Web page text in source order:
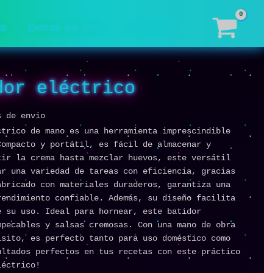
Detras del Mito
eléctrico
de envio
de mano es una herramienta imprescindible
y portátil, es fácil de almacenar y
la crema hasta mezclar huevos, este versátil
una variedad de tareas con eficiencia, gracias
con materiales duraderos, garantiza una
confiable. Además, su diseño facilita
su uso. Ideal para hornear, este batidor
y salsas cremosas. Con una mano de obra
es perfecto tanto para uso doméstico como
perfectos en tus recetas con este práctico